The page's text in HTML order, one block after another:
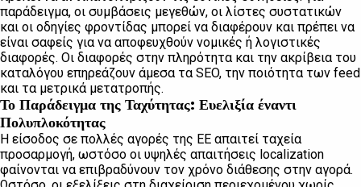
παράδειγμα, οι συμβάσεις μεγεθών, οι λίστες συστατικών
και οι οδηγίες φροντίδας μπορεί να διαφέρουν και πρέπει να
είναι σαφείς για να αποφευχθούν νομικές ή λογιστικές
διαφορές. Οι διαφορές στην πληρότητα και την ακρίβεια του
καταλόγου επηρεάζουν άμεσα τα SEO, την ποιότητα των feed
και τα μετρικά μετατροπής.
Το Παράδειγμα της Ταχύτητας: Ευελιξία έναντι
Πολυπλοκότητας
Η είσοδος σε πολλές αγορές της ΕΕ απαιτεί ταχεία
προσαρμογή, ωστόσο οι υψηλές απαιτήσεις localization
φαίνονται να επιβραδύνουν τον χρόνο διάθεσης στην αγορά.